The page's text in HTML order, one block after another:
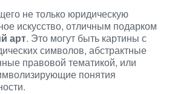
не только юридическую
искусство, отличным подарком
арт. Это могут быть картины с
символов, абстрактные
правовой тематикой, или
понятия